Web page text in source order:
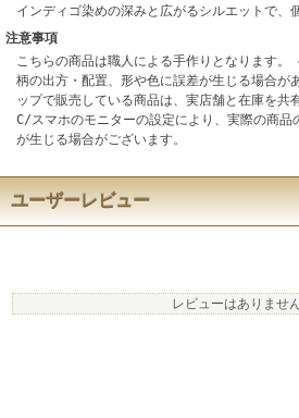
インディゴ染めの深みと広がるシルエットで、
注意事項
こちらの商品は職人による手作りとなります
柄の出方・配置、形や色に誤差が生じる場合が
ップで販売している商品は、実店舗と在庫を
C/スマホのモニターの設定により、実際の商品
が生じる場合がございます。
ユーザーレビュー
レビューはありません